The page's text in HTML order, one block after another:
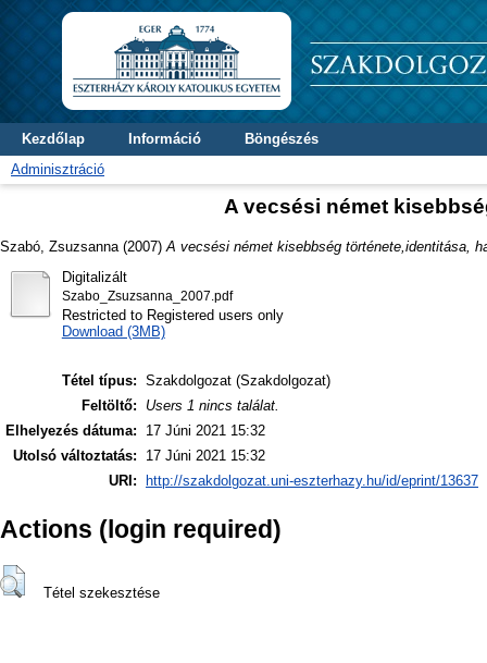
Kezdőlap Információ
Böngészés
Adminisztráció
A vecsési német
Szabó, Zsuzsanna (2007) A vecsési német kisebbség története,identitása,
Digitalizált
Szabo_Zsuzsanna_2007.pdf
Restricted to Registered users only
Download (3MB)
Tétel típus: Szakdolgozat (Szakdolgozat)
Feltöltő:
Users 1 nincs találat.
Elhelyezés dátuma:
17 Júni 2021 15:32
Utolsó változtatás:
17 Júni 2021 15:32
URI:
http://szakdolgozat.uni-eszterhazy.hu/id/eprint/13637
Actions (login required)
Tétel szekesztése